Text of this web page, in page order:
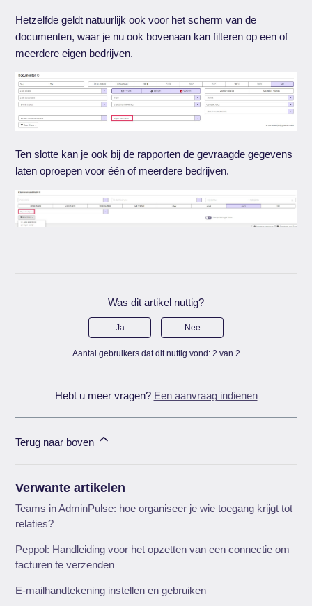
Hetzelfde geldt natuurlijk ook voor het scherm van de
documenten, waar je nu ook bovenaan kan filteren op een of
meerdere eigen bedrijven.
Ten slotte kan je ook bij de rapporten de gevraagde gegevens
laten oproepen voor één of meerdere bedrijven.
Was dit artikel nuttig?
Ja Nee
Aantal gebruikers dat dit nuttig vond: 2 van 2
Hebt u meer vragen? Een aanvraag indienen
Terug naar boven
Verwante artikelen
Teams in AdminPulse: hoe organiseer je wie toegang krijgt tot
relaties?
Peppol: Handleiding voor het opzetten van een connectie om
facturen te verzenden
E-mailhandtekening instellen en gebruiken